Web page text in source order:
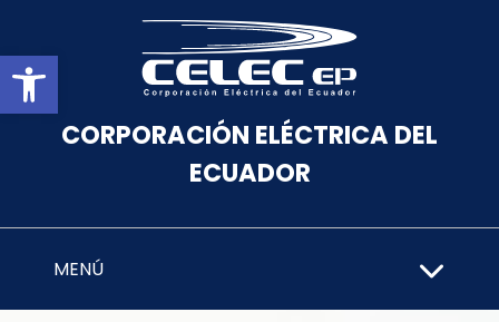
Abrir barra de herramientas
CORPORACIÓN ELÉCTRICA DEL
ECUADOR
MENÚ